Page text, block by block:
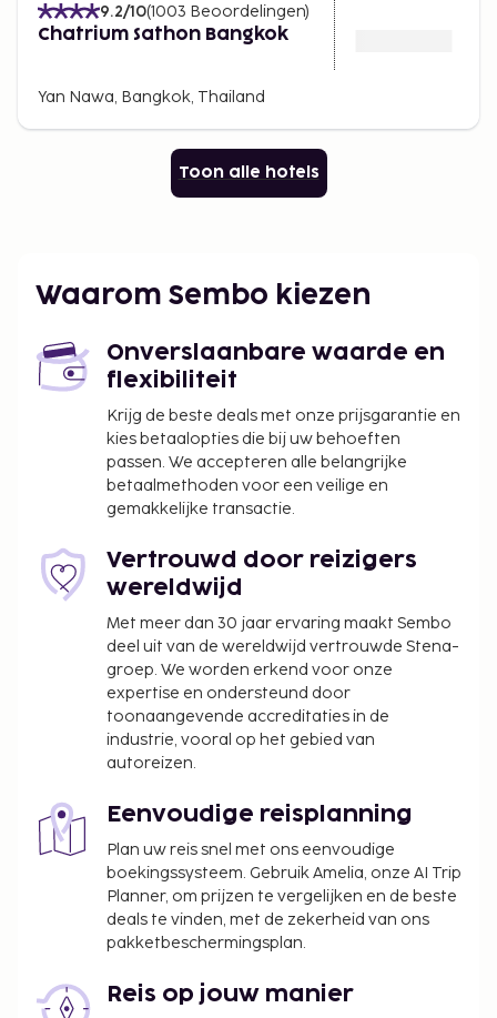
9.2/10(1003 Beoordelingen)
Chatrium Sathon Bangkok
Yan Nawa, Bangkok, Thailand
Toon alle hotels
Waarom Sembo kiezen
Onverslaanbare waarde en
flexibiliteit
Krijg de beste deals met onze prijsgarantie en
kies betaalopties die bij uw behoeften
passen. We accepteren alle belangrijke
betaalmethoden voor een veilige en
gemakkelijke transactie.
Vertrouwd door reizigers
wereldwijd
Met meer dan 30 jaar ervaring maakt Sembo
deel uit van de wereldwijd vertrouwde Stena-
groep. We worden erkend voor onze
expertise en ondersteund door
toonaangevende accreditaties in de
industrie, vooral op het gebied van
autoreizen.
Eenvoudige reisplanning
Plan uw reis snel met ons eenvoudige
boekingssysteem. Gebruik Amelia, onze AI Trip
Planner, om prijzen te vergelijken en de beste
deals te vinden, met de zekerheid van ons
pakketbeschermingsplan.
Reis op jouw manier